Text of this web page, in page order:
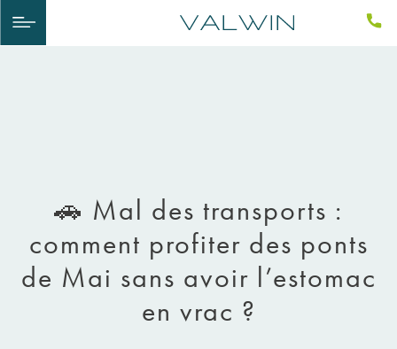
🚗 Mal des transports :
comment profiter des ponts
de Mai sans avoir l’estomac
en vrac ?